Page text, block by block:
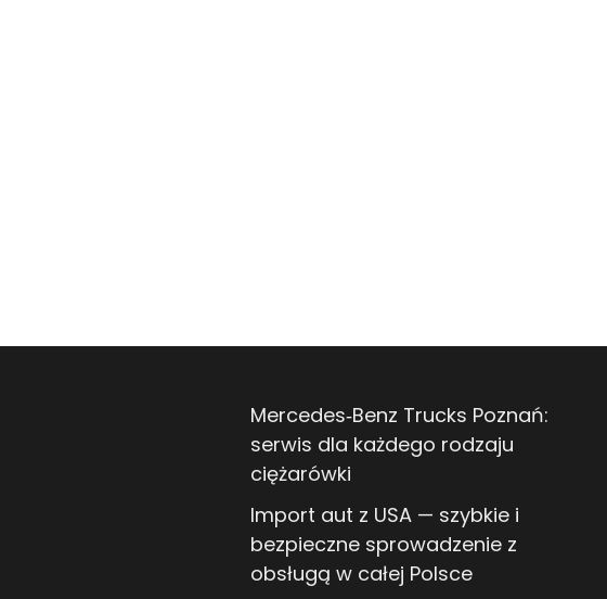
Mercedes‑Benz Trucks Poznań:
serwis dla każdego rodzaju
ciężarówki
Import aut z USA — szybkie i
bezpieczne sprowadzenie z
obsługą w całej Polsce